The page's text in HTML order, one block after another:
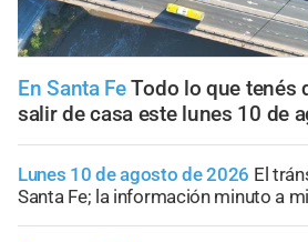
En Santa FeTodo lo que tenés
salir de casa este lunes 10 de
Lunes 10 de agosto de 2026 El
Santa Fe; la información minuto a